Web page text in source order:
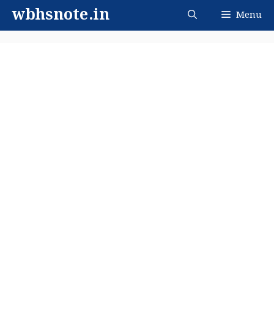
Skipwbhsnote.in Menu